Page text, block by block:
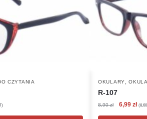
CZYTANIA OKULARY ,
R-107
8,90zł
Pierwotna
6,99 zł (